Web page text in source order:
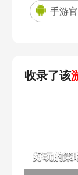
手游
收录了该
好玩的策